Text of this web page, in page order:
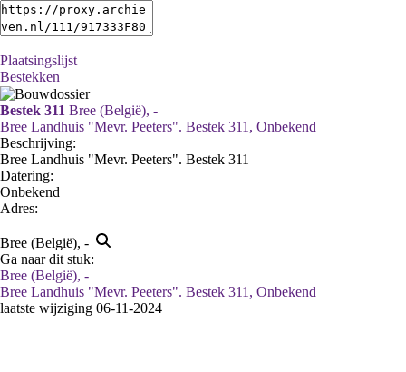
Plaatsingslijst
Bestekken
Bestek 311 Bree (België), -
Bree Landhuis "Mevr. Peeters". Bestek 311, Onbekend
Beschrijving:
Bree Landhuis "Mevr. Peeters". Bestek 311
Datering:
Onbekend
Adres:
Bree (België), -
Ga naar dit stuk:
Bree (België), -
Bree Landhuis "Mevr. Peeters". Bestek 311, Onbekend
laatste wijziging 06-11-2024